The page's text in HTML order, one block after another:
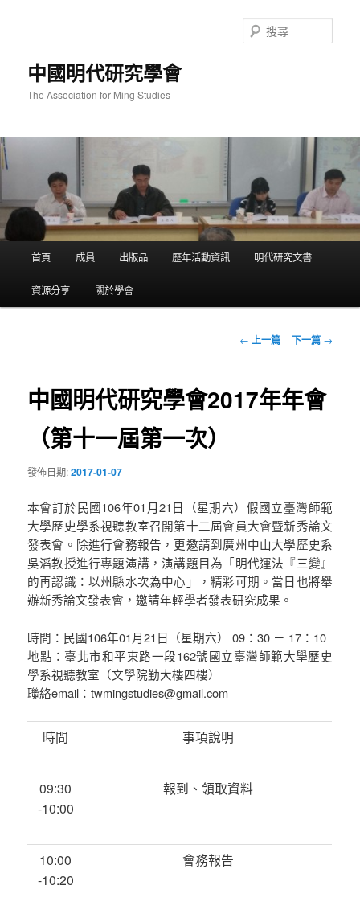
中國明代研究學會
The Association for Ming Studies
尋
首頁 成員 出版品 歷年活動資訊 明代研究文書
資源分享 關於學會
文
覽
← 上一篇 下一篇 →
中國明代研究學會2017年年會
（第十一屆第一次）
發佈日期:2017-01-07
本會訂於民國106年01月21日（星期六）假國立臺灣師範
大學歷史學系視聽教室召開第十二屆會員大會暨新秀論文
發表會。除進行會務報告，更邀請到廣州中山大學歷史系
吳滔教授進行專題演講，演講題目為「明代運法『三變』
的再認識：以州縣水次為中心」，精彩可期。當日也將舉
辦新秀論文發表會，邀請年輕學者發表研究成果。
時間：民國106年01月21日（星期六） 09：30 － 17：10
地點：臺北市和平東路一段162號國立臺灣師範大學歷史
學系視聽教室（文學院勤大樓四樓）
聯絡email：twmingstudies@gmail.com
時間 事項說明
09:30
-10:00
報到、領取資料
10:00
-10:20
會務報告